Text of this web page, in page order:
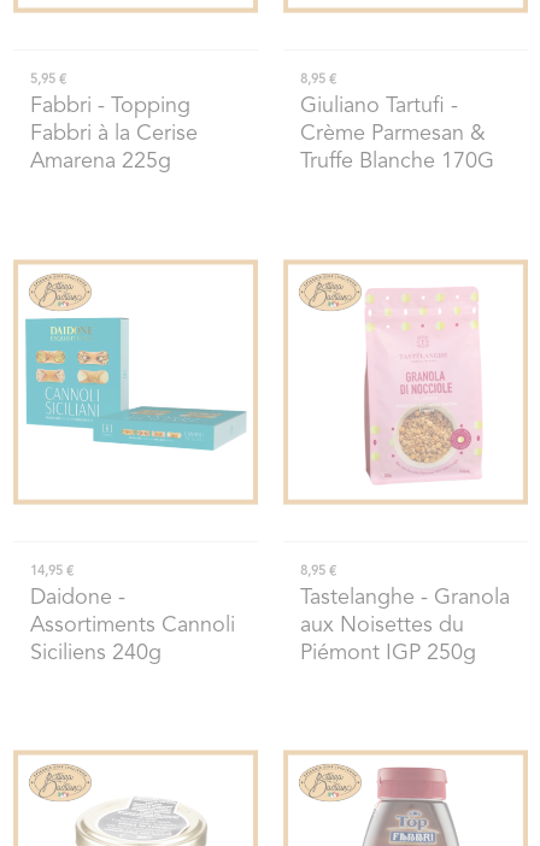
5,95 €
Fabbri - Topping
Fabbri à la Cerise
Amarena 225g
8,95 €
Giuliano Tartufi -
Crème Parmesan &
Truffe Blanche 170G
14,95 €
Daidone -
Assortiments Cannoli
Siciliens 240g
8,95 €
Tastelanghe - Granola
aux Noisettes du
Piémont IGP 250g